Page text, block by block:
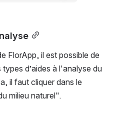
FlorApp, il est possible de
d’aides à l'analyse du
il faut cliquer dans le
milieu naturel".